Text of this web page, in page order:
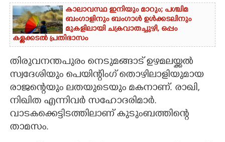
കാലാവസ്ഥ ഇനിയും മാറും; പശ്ചിമ
ബംഗാളിനും ബംഗാൾ ഉൾക്കടലിനും
മുകളിലായി ചക്രവാതച്ചുഴി, ഒപ്പം
കള്ളക്കടൽ പ്രതിഭാസം
തിരുവനന്തപുരം നെടുമങ്ങാട് ഉഴമലയ്ക്കൽ
സ്വദേശിയും പെയിന്റിംഗ് തൊഴിലാളിയുമായ
രാജന്റെയും ലതയുടെയും മകനാണ്. രാഖി,
നിഖിത എന്നിവർ സഹോദരിമാർ.
വാടകക്കെട്ടിടത്തിലാണ് കുടുംബത്തിന്റെ
താമസം.